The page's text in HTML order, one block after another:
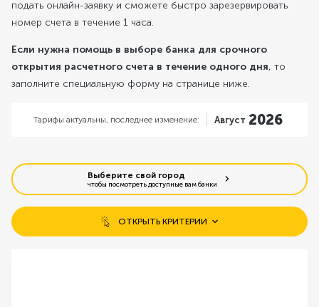
подать онлайн-заявку и сможете быстро зарезервировать
номер счета в течение 1 часа.
Если нужна помощь в выборе банка для срочного
открытия расчетного счета в течение одного дня, то
заполните специальную форму на странице ниже.
Тарифы актуальны, последнее изменение: Август 2026
Выберите свой город
чтобы посмотреть доступные вам банки
ОТКРЫТЬ КРИТЕРИИ